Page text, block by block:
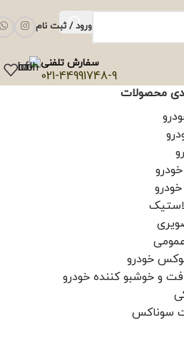
ورود / ثبت نام
سفارش تلفنی
021-44991748-9
محصولات
خودرو
و خوشبو کننده خودرو
سوناکس